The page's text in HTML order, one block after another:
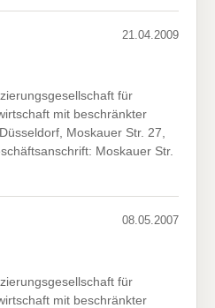
21.04.2009
für
mit beschränkter
Moskauer Str. 27,
Moskauer Str.
08.05.2007
für
mit beschränkter